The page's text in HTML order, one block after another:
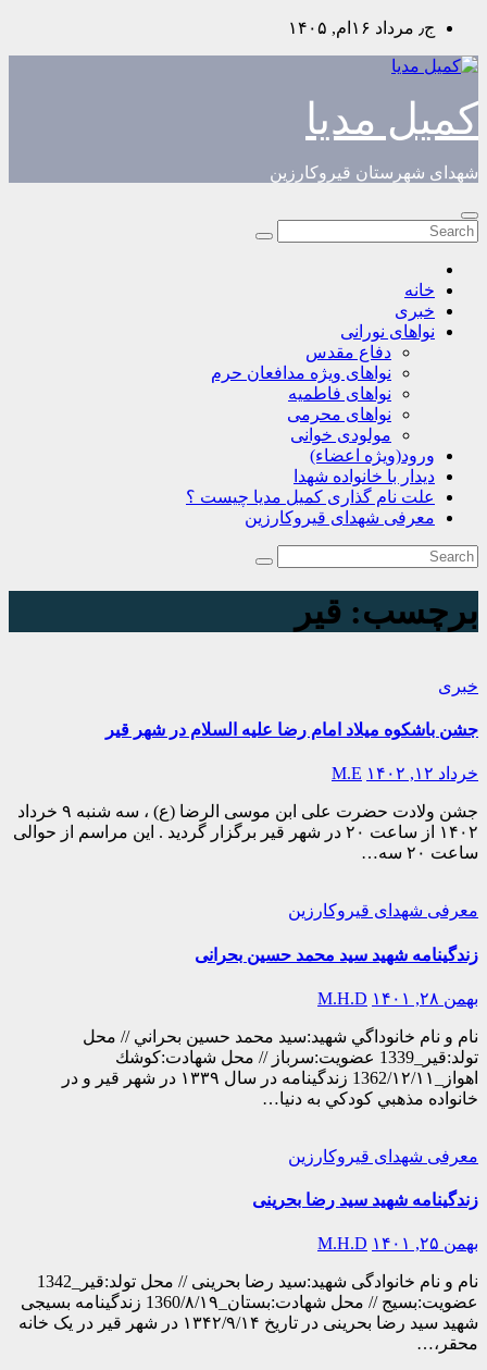
Skip
content
ج٫ مرداد ۱۶ام, ۱۴۰۵
کمیل مدیا
شهدای شهرستان قیروکارزین
خانه
خبری
نواهای نورانی
دفاع مقدس
نواهای ویژه مدافعان حرم
نواهای فاطمیه
نواهای محرمی
مولودی خوانی
ورود(ویژه اعضاء)
دیدار با خانواده شهدا
علت نام گذاری کمیل مدیا چیست ؟
معرفی شهدای قیروکارزین
برچسب: قیر
خبری
جشن باشکوه میلاد امام رضا علیه السلام در شهر قیر
خرداد ۱۲, ۱۴۰۲ M.E
جشن ولادت حضرت علی ابن موسی الرضا (ع) ، سه شنبه ۹ خرداد
۱۴۰۲ از ساعت ۲۰ در شهر قیر برگزار گردید . این مراسم از حوالی
ساعت ۲۰ سه…
معرفی شهدای قیروکارزین
زندگینامه شهید سید محمد حسین بحرانی
بهمن ۲۸, ۱۴۰۱ M.H.D
نام و نام خانوداگي شهيد:سيد محمد حسين بحراني // محل
تولد:قير_1339 عضويت:سرباز // محل شهادت:كوشك
اهواز_1362/۱۲/۱۱ زندگینامه در سال ۱۳۳۹ در شهر قير و در
خانواده مذهبي كودكي به دنيا…
معرفی شهدای قیروکارزین
زندگینامه شهید سید رضا بحرینی
بهمن ۲۵, ۱۴۰۱ M.H.D
نام و نام خانوادگی شهید:سید رضا بحرینی // محل تولد:قیر_1342
عضویت:بسیج // محل شهادت:بستان_1360/۸/۱۹ زندگینامه بسیجی
شهید سید رضا بحرینی در تاریخ ۱۳۴۲/۹/۱۴ در شهر قیر در یک خانه
محقر،…